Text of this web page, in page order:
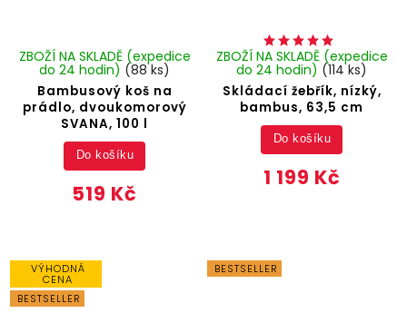
Bambusový koš na
prádlo, dvoukomorový
SVANA, 100 l
ZBOŽÍ NA SKLADĚ (expedice
do 24 hodin) (88 ks)
519 Kč
Do košíku
Skládací žebřík, nízký,
bambus, 63,5 cm
ZBOŽÍ NA SKLADĚ (expedice
do 24 hodin) (114 ks)
1 199 Kč
Do košíku
VÝHODNÁ
CENA
BESTSELLER
BESTSELLER